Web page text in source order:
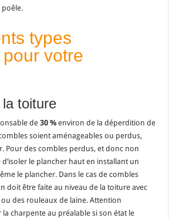
poêle.
types
pour votre
la toiture
de30 % environ de la déperdition de
soient aménageables ou perdus,
Pour des combles perdus, et donc non
le plancher haut en installant un
le plancher. Dans le cas de combles
doit être faite au niveau de la toiture avec
des rouleaux de laine. Attention
charpente au préalable si son état le